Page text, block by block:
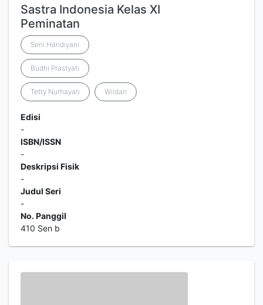
Sastra Indonesia Kelas XI
Peminatan
Seni Handiyani
Budhi Prastyati
Tetty Nurhayati Wildan
Edisi
-
ISBN/ISSN
-
Deskripsi Fisik
-
Judul Seri
-
No. Panggil
410 Sen b